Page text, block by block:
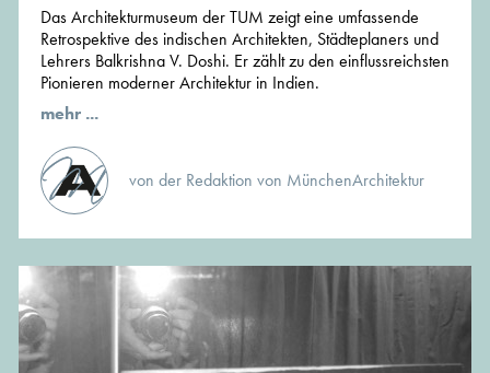
Das Architekturmuseum der TUM zeigt eine umfassende
Retrospektive des indischen Architekten, Städteplaners und
Lehrers Balkrishna V. Doshi. Er zählt zu den einflussreichsten
Pionieren moderner Architektur in Indien.
mehr ...
von der Redaktion von MünchenArchitektur